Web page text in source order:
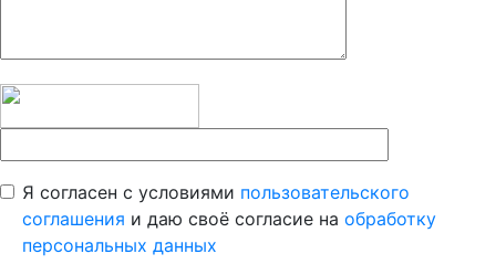
Я согласен с условиями пользовательского
соглашения и даю своё согласие на обработку
персональных данных